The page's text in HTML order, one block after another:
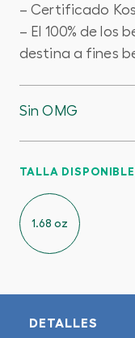
– Certificado
– El 100% de los
destina a fines
Sin OMG
TALLA
1.68 oz
DETALLES